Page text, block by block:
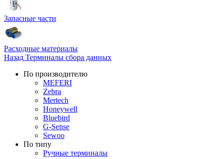
Запасные части
Расходные материалы
Назад Терминалы сбора данных
По производителю
MEFERI
Zebra
Mertech
Honeywell
Bluebird
G-Sense
Sewoo
По типу
Ручные терминалы